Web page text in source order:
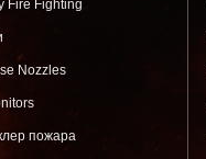
Fire Fighting
Nozzles
пожара